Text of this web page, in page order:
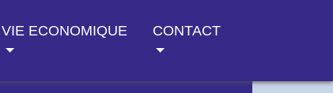
VIE ECONOMIQUE CONTACT